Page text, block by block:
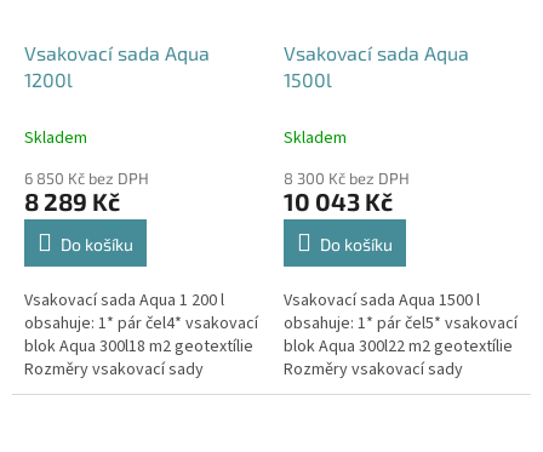
Vsakovací sada Aqua
1200l
Skladem
6 850 Kč bez DPH
8 289 Kč
Do košíku
Vsakovací sada Aqua 1 200 l
obsahuje: 1* pár čel4* vsakovací
blok Aqua 300l18 m2 geotextílie
Rozměry vsakovací sady
480x80x52 cm Nosnost bloků až
Vsakovací sada Aqua
1500l
Skladem
8 300 Kč bez DPH
10 043 Kč
Do košíku
Vsakovací sada Aqua 1500 l
obsahuje: 1* pár čel5* vsakovací
blok Aqua 300l22 m2 geotextílie
Rozměry vsakovací sady
600x80x52 cm Nosnost bloků až